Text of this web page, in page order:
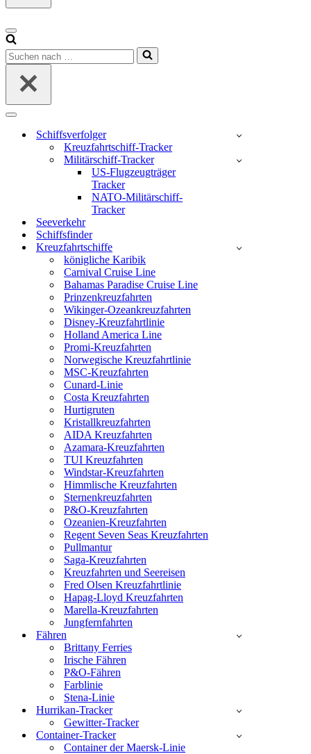
Navigations-
Menü
Suchen
nach …
Navigations-
Schiffsverfolger
Kreuzfahrtschiff-Tracker
Militärschiff-Tracker
US-Flugzeugträger
Tracker
NATO-Militärschiff-
Tracker
Seeverkehr
Schiffsfinder
Kreuzfahrtschiffe
königliche Karibik
Carnival Cruise Line
Bahamas Paradise Cruise Line
Prinzenkreuzfahrten
Wikinger-Ozeankreuzfahrten
Disney-Kreuzfahrtlinie
Holland America Line
Promi-Kreuzfahrten
Norwegische Kreuzfahrtlinie
MSC-Kreuzfahrten
Cunard-Linie
Costa Kreuzfahrten
Hurtigruten
Kristallkreuzfahrten
AIDA Kreuzfahrten
Azamara-Kreuzfahrten
TUI Kreuzfahrten
Windstar-Kreuzfahrten
Himmlische Kreuzfahrten
Sternenkreuzfahrten
P&O-Kreuzfahrten
Ozeanien-Kreuzfahrten
Regent Seven Seas Kreuzfahrten
Pullmantur
Saga-Kreuzfahrten
Kreuzfahrten und Seereisen
Fred Olsen Kreuzfahrtlinie
Hapag-Lloyd Kreuzfahrten
Marella-Kreuzfahrten
Jungfernfahrten
Fähren
Brittany Ferries
Irische Fähren
P&O-Fähren
Farblinie
Stena-Linie
Hurrikan-Tracker
Gewitter-Tracker
Container-Tracker
Container der Maersk-Linie